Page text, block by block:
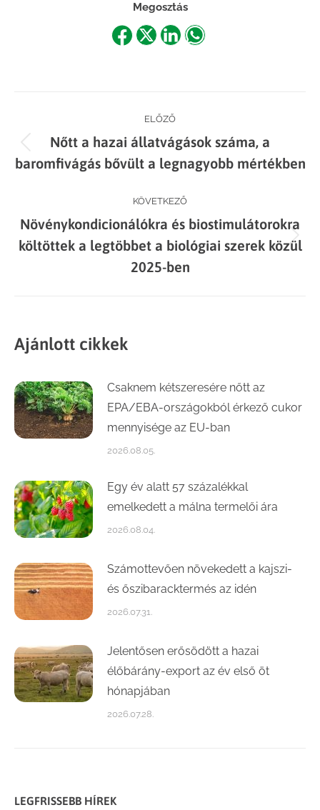
Megosztás
ShareShareShareShare
navigation
ELŐZŐ
Previous
post:
Nőtt a hazai állatvágások száma, a
baromfivágás bővült a legnagyobb mértékben
KÖVETKEZŐ
Next
post:
Növénykondicionálókra és biostimulátorokra
költöttek a legtöbbet a biológiai szerek közül
2025-ben
Ajánlott cikkek
Csaknem kétszeresére nőtt az
EPA/EBA-országokból érkező cukor
mennyisége az EU-ban
2026.08.05.
Egy év alatt 57 százalékkal
emelkedett a málna termelői ára
2026.08.04.
Számottevően növekedett a kajszi-
és őszibaracktermés az idén
2026.07.31.
Jelentősen erősödött a hazai
élőbárány-export az év első öt
hónapjában
2026.07.28.
LEGFRISSEBB HÍREK